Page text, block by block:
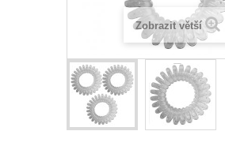
Zobrazit větší